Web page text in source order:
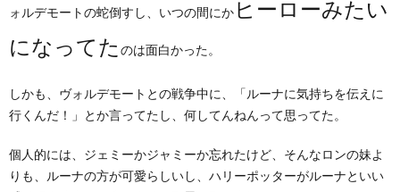
ォルデモートの蛇倒すし、いつの間にか ヒーローみたい
になってた のは面白かった。
しかも、ヴォルデモートとの戦争中に、「ルーナに気持ちを伝えに
行くんだ！」とか言ってたし、何してんねんって思ってた。
個人的には、ジェミーかジャミーか忘れたけど、そんなロンの妹よ
りも、ルーナの方が可愛らしいし、ハリーポッターがルーナといい